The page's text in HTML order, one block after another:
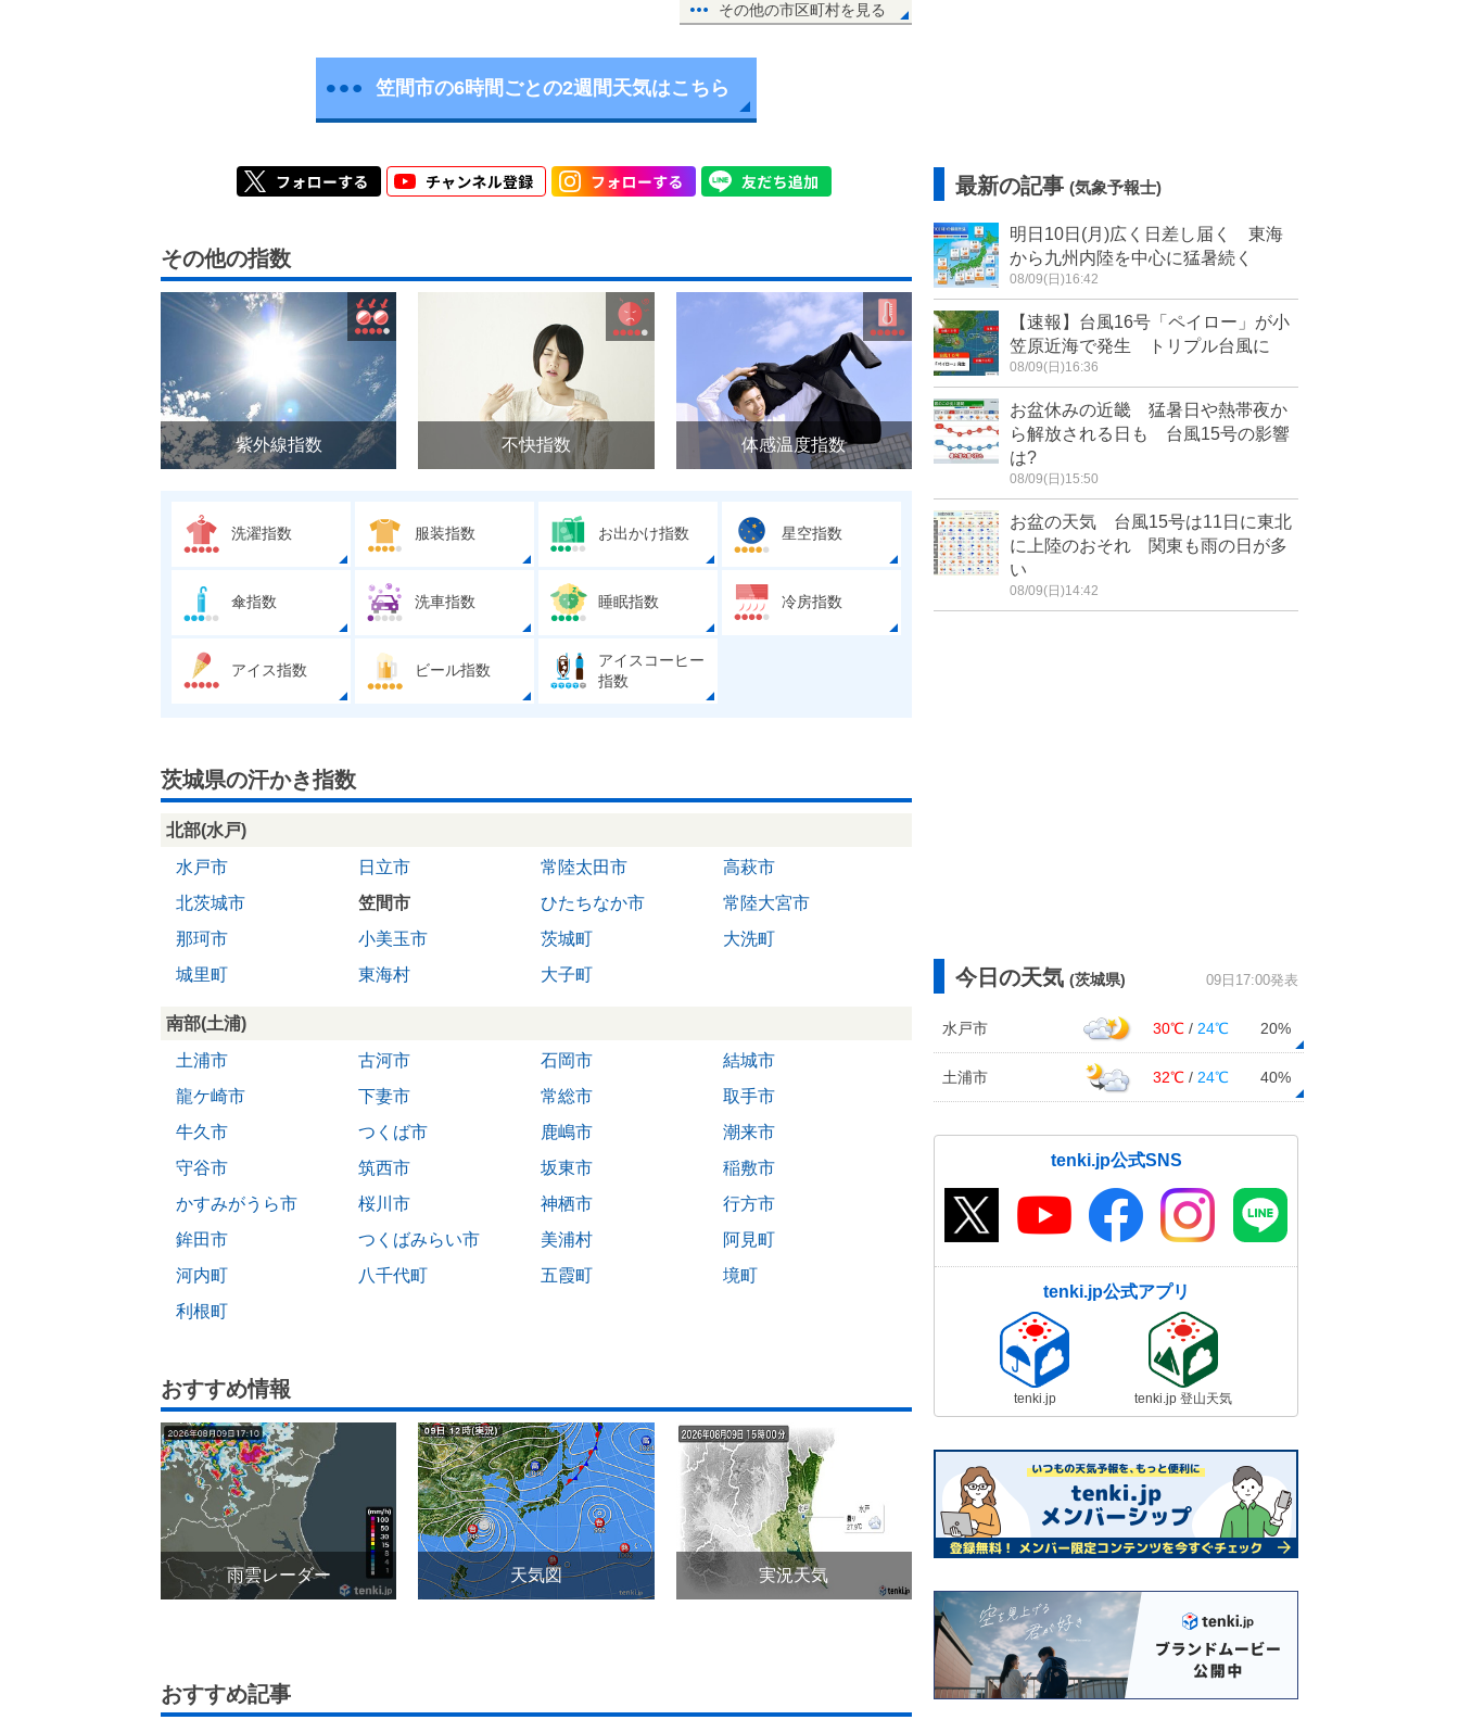
その他の市区町村を見る
笠間市の6時間ごとの2週間天気はこちら
その他の指数
紫外線指数 不快指数 体感温度指数
洗濯指数 服装指数 お出かけ指数 星空指数
傘指数 洗車指数 睡眠指数 冷房指数
アイス指数 ビール指数
アイスコーヒー
指数
茨城県の汗かき指数
北部(水戸)
水戸市
日立市 常陸太田市
高萩市
北茨城市
笠間市 ひたちなか市
常陸大宮市
那珂市
小美玉市 茨城町
大洗町
城里町
東海村 大子町
南部(土浦)
土浦市
古河市 石岡市
結城市
龍ケ崎市
下妻市 常総市
取手市
牛久市
つくば市 鹿嶋市
潮来市
守谷市
筑西市 坂東市
稲敷市
かすみがうら市
桜川市 神栖市
行方市
鉾田市
つくばみらい市 美浦村
阿見町
河内町
八千代町 五霞町
境町
利根町
おすすめ情報
雨雲レーダー 天気図 実況天気
おすすめ記事
最新の記事 (気象予報士)
明日10日(月)広く日差し届く 東海
から九州内陸を中心に猛暑続く
08/09(日)16:42
【速報】台風16号「ペイロー」が小
笠原近海で発生 トリプル台風に
08/09(日)16:36
お盆休みの近畿 猛暑日や熱帯夜か
ら解放される日も 台風15号の影響
は?
08/09(日)15:50
お盆の天気 台風15号は11日に東北
に上陸のおそれ 関東も雨の日が多
い
08/09(日)14:42
今日の天気 (茨城県) 09日17:00発表
水戸市 30℃ / 24℃ 20%
土浦市 32℃ / 24℃ 40%
tenki.jp公式SNS
tenki.jp公式アプリ
tenki.jp tenki.jp 登山天気